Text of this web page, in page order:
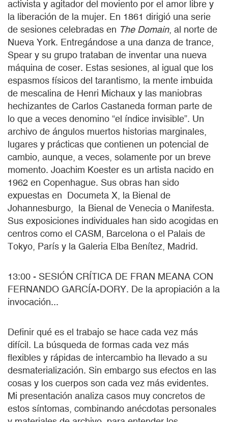
activista y agitador del moviento por el amor libre y
la liberación de la mujer. En 1861 dirigió una serie
de sesiones celebradas en The Domain, al norte de
Nueva York. Entregándose a una danza de trance,
Spear y su grupo trataban de inventar una nueva
máquina de coser. Estas sesiones, al igual que los
espasmos físicos del tarantismo, la mente imbuida
de mescalina de Henri Michaux y las maniobras
hechizantes de Carlos Castaneda forman parte de
lo que a veces denomino “el índice invisible”. Un
archivo de ángulos muertos historias marginales,
lugares y prácticas que contienen un potencial de
cambio, aunque, a veces, solamente por un breve
momento. Joachim Koester es un artista nacido en
1962 en Copenhague. Sus obras han sido
expuestas en Documeta X, la Bienal de
Johannesburgo, la Bienal de Venecia o Manifesta.
Sus exposiciones individuales han sido acogidas en
centros como el CASM, Barcelona o el Palais de
Tokyo, París y la Galeria Elba Benítez, Madrid.
13:00 - SESIÓN CRÍTICA DE FRAN MEANA CON
FERNANDO GARCÍA-DORY. De la apropiación a la
invocación...
Definir qué es el trabajo se hace cada vez más
difícil. La búsqueda de formas cada vez más
flexibles y rápidas de intercambio ha llevado a su
desmaterialización. Sin embargo sus efectos en las
cosas y los cuerpos son cada vez más evidentes.
Mi presentación analiza casos muy concretos de
estos síntomas, combinando anécdotas personales